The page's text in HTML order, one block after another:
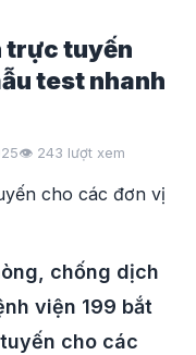
trực tuyến
test nhanh
👁️ 243 lượt xem
chống dịch
viện 199 bắt
cho các